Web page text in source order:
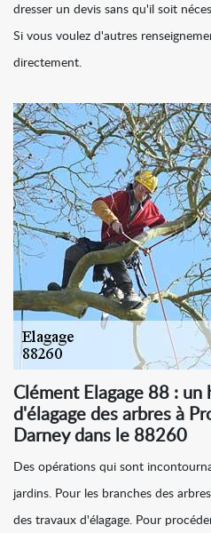
dresser un devis sans qu'il soit
Si vous voulez d'autres
directement.
Clément Elagage 88 : un
d'élagage des arbres à
Darney dans le 88260
Des opérations qui sont
jardins. Pour les branches des
des travaux d'élagage. Pour